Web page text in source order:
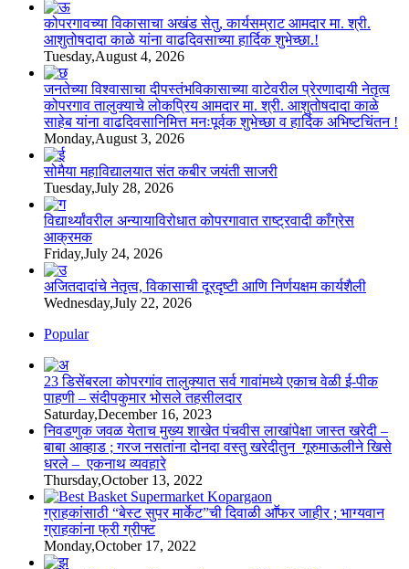
कोपरगावच्या विकासाचा अखंड सेतु, कार्यसम्राट आमदार मा. श्री.
आशुतोषदादा काळे यांना वाढदिवसाच्या हार्दिक शुभेच्छा.!
Tuesday,August 4, 2026
जनतेच्या विश्वासाचा दीपस्तंभविकासाच्या वाटेवरील प्रेरणादायी नेतृत्व
कोपरगाव तालुक्याचे लोकप्रिय आमदार मा. श्री. आशुतोषदादा काळे
साहेब यांना वाढदिवसानिमित्त मनःपूर्वक शुभेच्छा व हार्दिक अभिष्टचिंतन !
Monday,August 3, 2026
सोमैया महाविद्यालयात संत कबीर जयंती साजरी
Tuesday,July 28, 2026
विद्यार्थ्यांवरील अन्यायाविरोधात कोपरगावात राष्ट्रवादी काँग्रेस
आक्रमक
Friday,July 24, 2026
अजितदादांचे नेतृत्व, विकासाची दूरदृष्टी आणि निर्णयक्षम कार्यशैली
Wednesday,July 22, 2026
Popular
23 डिसेंबरला कोपरगांव तालुक्‍यात सर्व गावांमध्ये एकाच वेळी ई-पीक
पाहणी – संदीपकुमार भोसले तहसीलदार
Saturday,December 16, 2023
निवडणुक जवळ येताच मुख्य शाखेत पंचवीस लाखांपेक्षा जास्त खरेदी –
बाबा आव्हाड ; गरज नसतांना दोनदा वस्तु खरेदीतुन गूरुमाऊलीने खिसे
धरले – एकनाथ व्यवहारे
Thursday,October 13, 2022
ग्राहकांसाठी “बेस्ट सुपर मार्केट”ची दिवाळी आॕफर जाहीर ; भाग्यवान
ग्राहकांना फ्री ग्रीफ्ट
Monday,October 17, 2022